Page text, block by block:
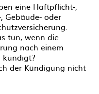
eine Haftpflicht-,
Gebäude- oder
tun, wenn die
nach einem
kündigt?
der Kündigung nicht